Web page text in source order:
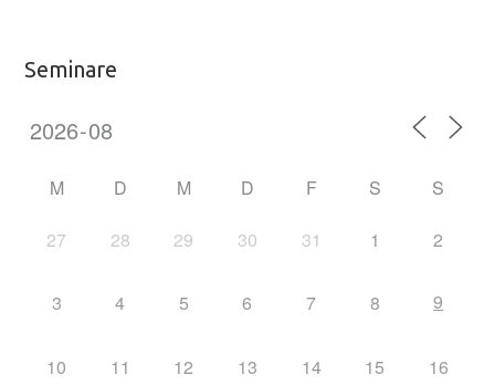
Seminare
M D M D F S S
27 28 29 30 31 1 2
3 4 5 6 7 8 9
10 11 12 13 14 15 16